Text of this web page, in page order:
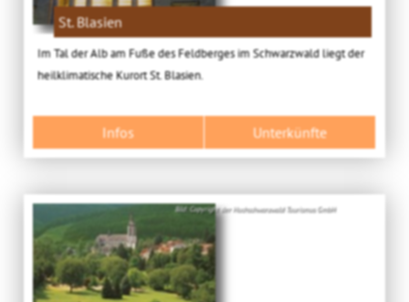
St. Blasien
Im Tal der Alb am Fuße des Feldberges im Schwarzwald liegt der
heilklimatische Kurort St. Blasien.
Infos Unterkünfte
Bild: Copyright der Hochschwarzwald Tourismus GmbH